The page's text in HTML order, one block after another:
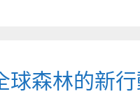
球森林的新